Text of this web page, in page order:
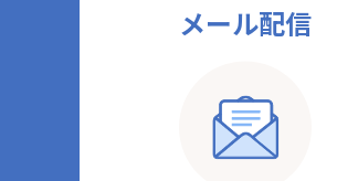
メール配信